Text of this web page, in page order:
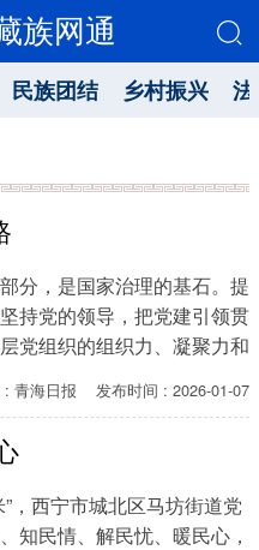
族网通
民族团结 乡村振兴
分，是国家治理的基石。提
持党的领导，把党建引领贯
党组织的组织力、凝聚力和
有力、有效。
: 青海日报 发布时间 : 2026-01-07
，西宁市城北区马坊街道党
知民情、解民忧、暖民心，